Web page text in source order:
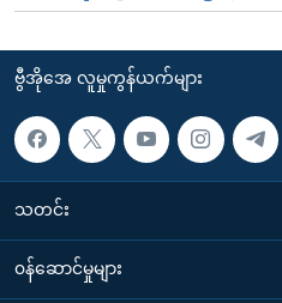
ဗွီအိုအေ လူမှုကွန်ယက်များ
သတင်း
၀န်ဆောင်မှုများ